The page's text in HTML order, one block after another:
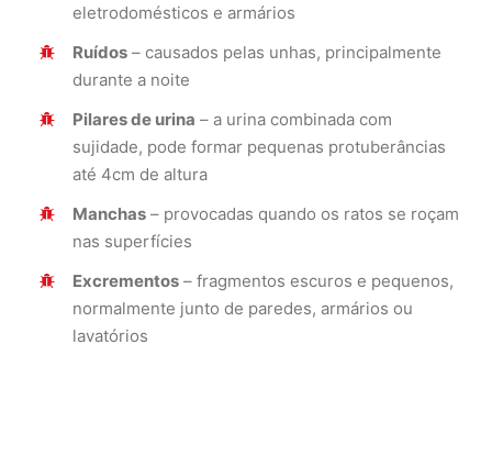
eletrodomésticos e armários
Ruídos – causados pelas unhas, principalmente
durante a noite
Pilares de urina – a urina combinada com
sujidade, pode formar pequenas protuberâncias
até 4cm de altura
Manchas – provocadas quando os ratos se roçam
nas superfícies
Excrementos – fragmentos escuros e pequenos,
normalmente junto de paredes, armários ou
lavatórios